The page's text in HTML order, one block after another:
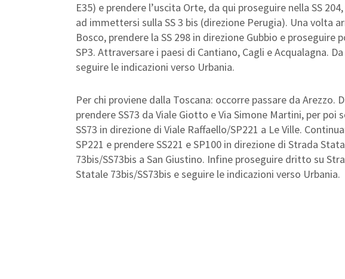
E35) e prendere l’uscita Orte, da qui proseguire nella SS
ad immettersi sulla SS 3 bis (direzione Perugia). Una volta
Bosco, prendere la SS 298 in direzione Gubbio e proseguire
SP3. Attraversare i paesi di Cantiano, Cagli e Acqualagna.
seguire le indicazioni verso Urbania.
Per chi proviene dalla Toscana: occorre passare da Arezzo.
prendere SS73 da Viale Giotto e Via Simone Martini, per poi
SS73 in direzione di Viale Raffaello/SP221 a Le Ville.
SP221 e prendere SS221 e SP100 in direzione di Strada
73bis/SS73bis a San Giustino. Infine proseguire dritto su
Statale 73bis/SS73bis e seguire le indicazioni verso Urbania.